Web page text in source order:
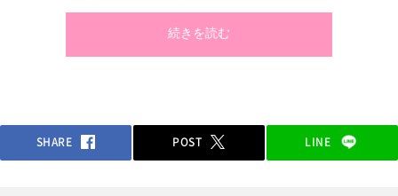
続きを読む
SHARE POST LINE